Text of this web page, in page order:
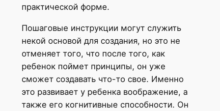
практической форме.
Пошаговые инструкции могут служить
некой основой для создания, но это не
отменяет того, что после того, как
ребенок поймет принципы, он уже
сможет создавать что-то свое. Именно
это развивает у ребенка воображение, а
также его когнитивные способности. Он